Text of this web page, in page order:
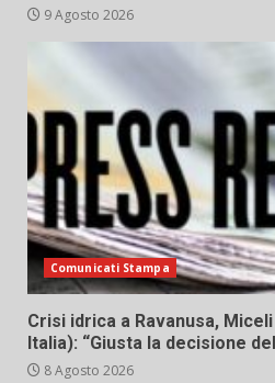
9 Agosto 2026
Comunicati Stampa
Crisi idrica a Ravanusa,
Italia): “Giusta la decisione
8 Agosto 2026